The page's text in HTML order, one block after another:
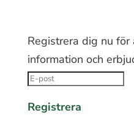
Registrera dig nu
information och
Registrera